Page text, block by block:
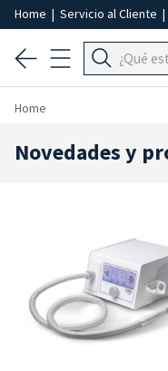
Home | Servicio al Cliente |
Home
Novedades y